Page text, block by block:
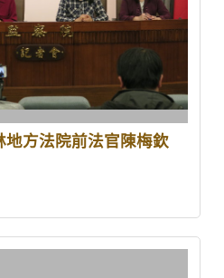
方法院前法官陳梅欽